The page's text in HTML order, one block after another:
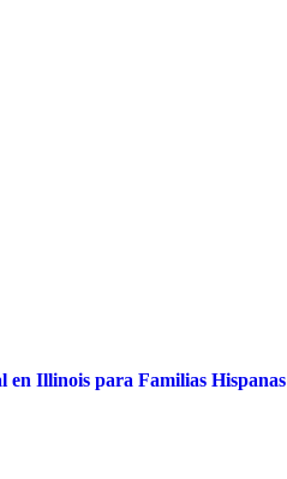
en Illinois para Familias Hispanas